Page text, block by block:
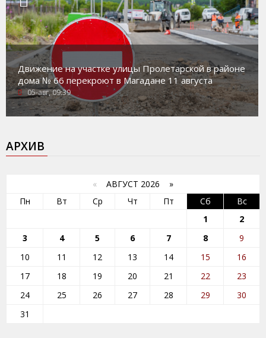
Движение на участке улицы Пролетарской в районе
дома № 66 перекроют в Магадане 11 августа
05-авг, 09:39
АРХИВ
« АВГУСТ 2026 »
Пн
Вт Ср Чт Пт Сб
Вс
1
2
3
4 5 6 7 8
9
10
11 12 13 14 15
16
17
18 19 20 21 22
23
24
25 26 27 28 29
30
31